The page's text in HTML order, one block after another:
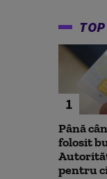
1
Până
folosit
pentru